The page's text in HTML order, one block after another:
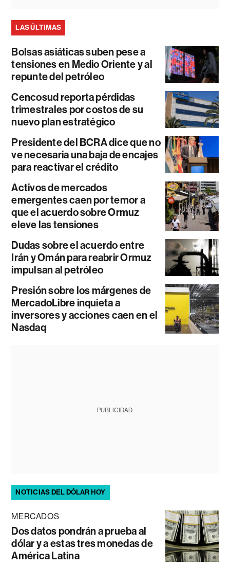
LAS ÚLTIMAS
Bolsas asiáticas suben pese a
tensiones en Medio Oriente y al
repunte del petróleo
Cencosud reporta pérdidas
trimestrales por costos de su
nuevo plan estratégico
Presidente del BCRA dice que no
ve necesaria una baja de encajes
para reactivar el crédito
Activos de mercados
emergentes caen por temor a
que el acuerdo sobre Ormuz
eleve las tensiones
Dudas sobre el acuerdo entre
Irán y Omán para reabrir Ormuz
impulsan al petróleo
Presión sobre los márgenes de
MercadoLibre inquieta a
inversores y acciones caen en el
Nasdaq
PUBLICIDAD
NOTICIAS DEL DÓLAR HOY
MERCADOS
Dos datos pondrán a prueba al
dólar y a estas tres monedas de
América Latina